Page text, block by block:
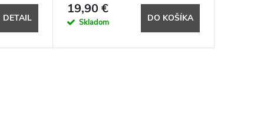
DETAIL
19,90 €
Skladom DO KOŠÍKA